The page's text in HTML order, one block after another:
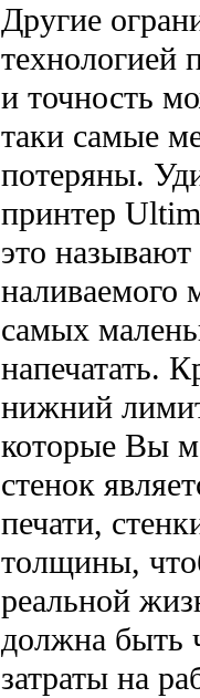
Другие
технологией
и точность
таки самые
потеряны.
принтер
это
наливаемого
самых
напечатать.
нижний
которые Вы
стенок
печати,
толщины,
реальной
должна быть
затраты на